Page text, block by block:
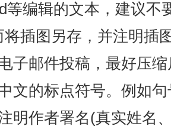
等编辑的文本，建议不
将插图另存，并注明插
子邮件投稿，最好压
文的标点符号。例如
明作者署名(真实姓名